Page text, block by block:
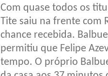
Com quase todos os
Tite saiu na frente com
chance recebida.
permitiu que Felipe
tempo. O próprio